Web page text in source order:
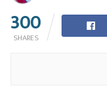
300
SHARES